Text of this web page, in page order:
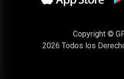
Copyright ©
2026 Todos los